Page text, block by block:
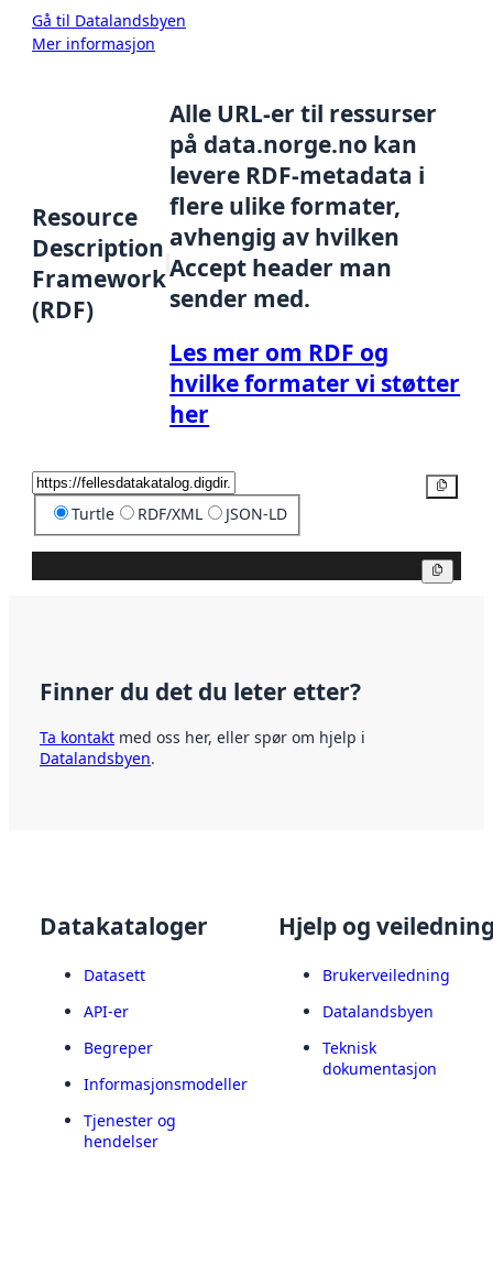
Gå til Datalandsbyen
Mer informasjon
Resource
Description
Framework
(RDF)
Alle URL-er til ressurser
på data.norge.no kan
levere RDF-metadata i
flere ulike formater,
avhengig av hvilken
Accept header man
sender med.
Les mer om RDF og
hvilke formater vi støtter
her
Turtle RDF/XML JSON-LD
Finner du det du leter etter?
Ta kontakt med oss her, eller spør om hjelp i
Datalandsbyen.
Datakataloger
Datasett
API-er
Begreper
Informasjonsmodeller
Tjenester og
hendelser
Hjelp og
Brukerveiledning
Datalandsbyen
Teknisk
dokumentasjon